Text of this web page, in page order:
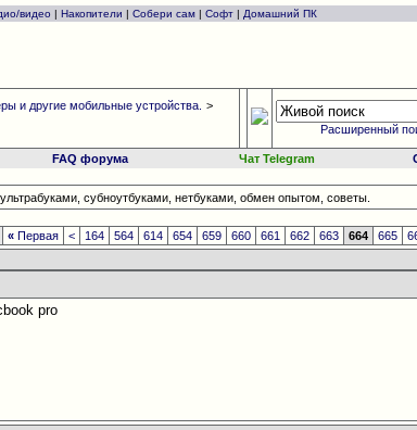
видео | Накопители | Собери сам | Софт | Домашний ПК
и другие мобильные устройства.
>
Расширенный
FAQ форума Чат Telegram
субноутбуками, нетбуками, обмен опытом, советы.
« Первая < 164 564 614 654 659 660 661 662 663 664 665
pro